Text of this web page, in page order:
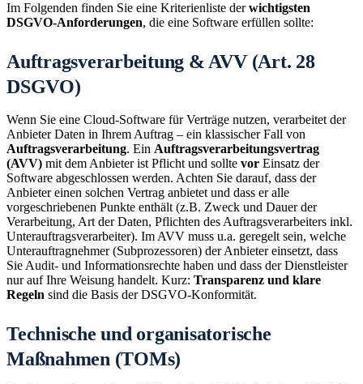
Im Folgenden finden Sie eine Kriterienliste derwichtigsten
DSGVO-Anforderungen, die eine Software erfüllen sollte:
Auftragsverarbeitung & AVV (Art. 28
DSGVO)
Wenn Sie eine Cloud-Software für Verträge nutzen, verarbeitet der
Anbieter Daten in Ihrem Auftrag – ein klassischer Fall von
Auftragsverarbeitung. Ein Auftragsverarbeitungsvertrag
(AVV) mit dem Anbieter ist Pflicht und sollte vor Einsatz der
Software abgeschlossen werden. Achten Sie darauf, dass der
Anbieter einen solchen Vertrag anbietet und dass er alle
vorgeschriebenen Punkte enthält (z.B. Zweck und Dauer der
Verarbeitung, Art der Daten, Pflichten des Auftragsverarbeiters inkl.
Unterauftragsverarbeiter). Im AVV muss u.a. geregelt sein, welche
Unterauftragnehmer (Subprozessoren) der Anbieter einsetzt, dass
Sie Audit- und Informationsrechte haben und dass der Dienstleister
nur auf Ihre Weisung handelt. Kurz: Transparenz und klare
Regeln sind die Basis der DSGVO-Konformität.
Technische und organisatorische
Maßnahmen (TOMs)